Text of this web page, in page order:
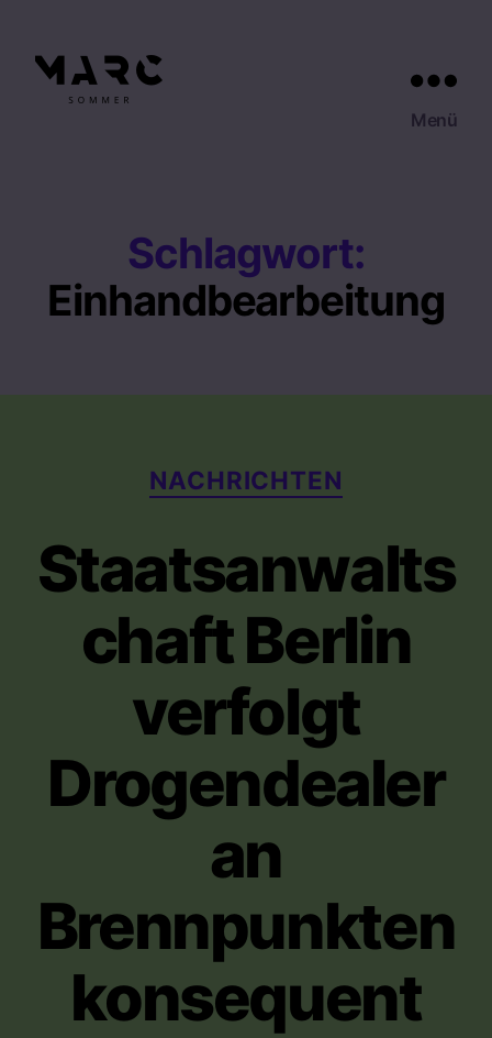
Menü
Schlagwort:
Einhandbearbeitung
Kategorien
NACHRICHTEN
Staatsanwalts
chaft Berlin
verfolgt
Drogendealer
an
Brennpunkten
konsequent